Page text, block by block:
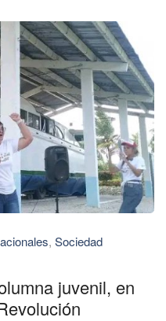
, Sociedad
juvenil, en